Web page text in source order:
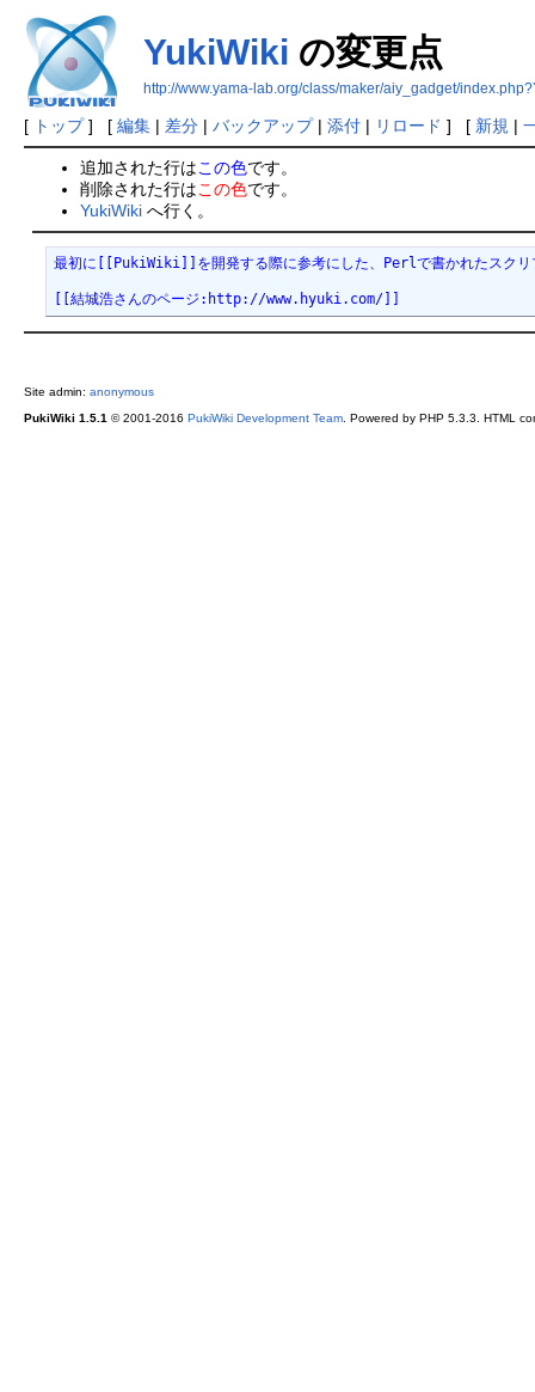
YukiWiki の変更点
http://www.yama-lab.org/class/maker/aiy_gadget/
[ トップ] [ 編集| 差分| バックアップ| 添付| リロード ] [ 新規 |
追加された行はこの色です。
削除された行はこの色です。
YukiWikiへ行く。
最初に[[PukiWiki]]を開発する際に参考にした、Perlで書かれたスクリ
[[結城浩さんのページ:http://www.hyuki.com/]]
Site admin: anonymous
PukiWiki 1.5.1 © 2001-2016 PukiWiki Development Team. Powered by PHP 5.3.3. HTML